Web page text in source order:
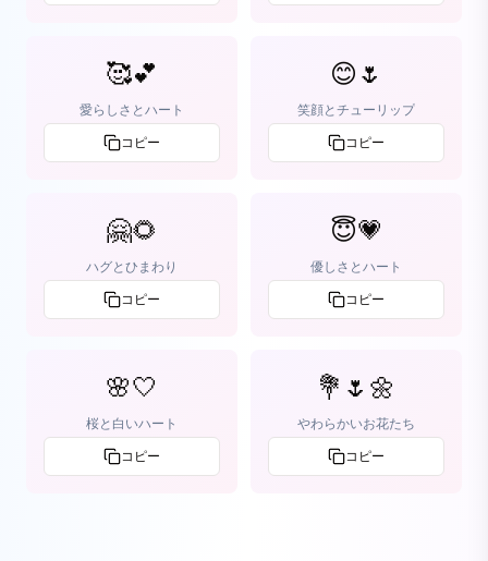
🥰💕
愛らしさとハート
コピー
😊🌷
笑顔とチューリップ
コピー
🤗🌻
ハグとひまわり
コピー
😇💗
優しさとハート
コピー
🌸🤍
桜と白いハート
コピー
💐🌷🌼
やわらかいお花たち
コピー